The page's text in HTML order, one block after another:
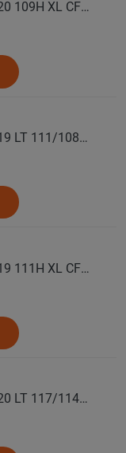
COMFORSER Автошина 255/50 R20 109H XL CF1100 RWL лето
COMFORSER Автошина 255/55 R19 LT 111/108S CF1100 RWL лето
COMFORSER Автошина 255/55 R19 111H XL CF1100 RWL лето
COMFORSER Автошина 255/55 R20 LT 117/114S CF1100 RWL 10PR лето